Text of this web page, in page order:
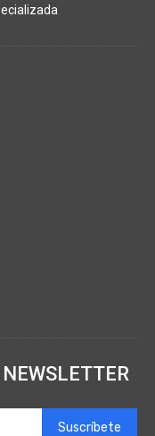
Suscríbete